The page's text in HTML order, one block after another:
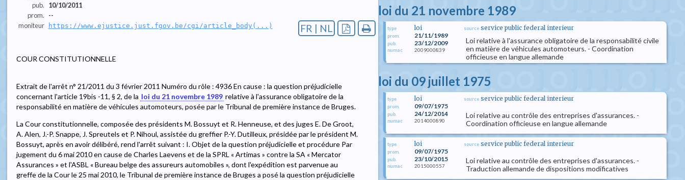
pub.
10/10/2011
prom.
--
moniteur
https://www.ejustice.just.fgov.be/cgi/article_body(...) FR | NL
COUR CONSTITUTIONNELLE
Extrait de l'arrêt n° 21/2011 du 3 février 2011 Numéro du rôle : 4936 En cause : la question préjudicielle
concernant l'article 19bis -11, § 2, de la loi du 21 novembre 1989 relative à l'assurance obligatoire de la
responsabilité en matière de véhicules automoteurs, posée par le Tribunal de première instance de Bruges.
La Cour constitutionnelle, composée des présidents M. Bossuyt et R. Henneuse, et des juges E. De Groot,
A. Alen, J.-P. Snappe, J. Spreutels et P. Nihoul, assistée du greffier P.-Y. Dutilleux, présidée par le président M.
Bossuyt, après en avoir délibéré, rend l'arrêt suivant : I. Objet de la question préjudicielle et procédure Par
jugement du 6 mai 2010 en cause de Charles Laevens et de la SPRL « Artimas » contre la SA « Mercator
Assurances » et l'ASBL « Bureau belge des assureurs automobiles », dont l'expédition est parvenue au
greffe de la Cour le 25 mai 2010, le Tribunal de première instance de Bruges a posé la question préjudicielle
loi du 21 novembre 1989
type loi
prom. 21/11/1989
pub. 23/12/2009
numac 2009000839
source service public federal interieur
Loi relative à l'assurance obligatoire de la responsabilité civile
en matière de véhicules automoteurs. - Coordination
officieuse en langue allemande
loi du 09 juillet 1975
type loi
prom. 09/07/1975
pub. 24/12/2014
numac 2014000890
source service public federal interieur
Loi relative au contrôle des entreprises d'assurances. -
Coordination officieuse en langue allemande
type loi
prom. 09/07/1975
pub. 23/10/2015
numac 2015000557
source service public federal interieur
Loi relative au contrôle des entreprises d'assurances. -
Traduction allemande de dispositions modificatives